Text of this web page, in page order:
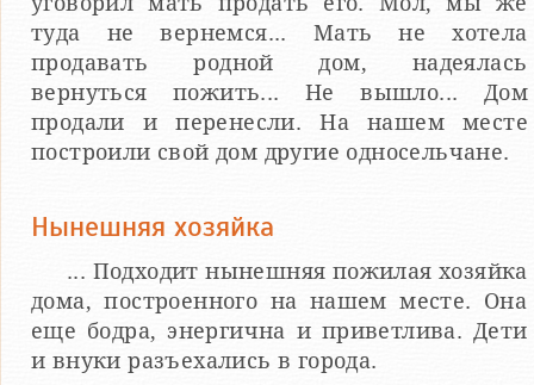
туда не вернемся... Мать не хотела
продавать родной дом, надеялась
вернуться пожить... Не вышло... Дом
продали и перенесли. На нашем месте
построили свой дом другие односельчане.
Нынешняя хозяйка
... Подходит нынешняя пожилая хозяйка
дома, построенного на нашем месте. Она
еще бодра, энергична и приветлива. Дети
и внуки разъехались в города.